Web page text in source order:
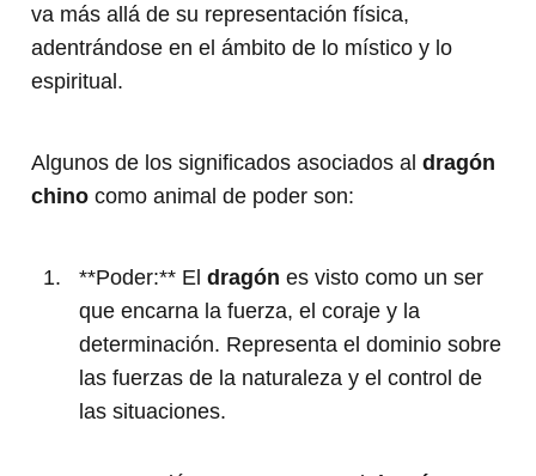
va más allá de su representación física,
adentrándose en el ámbito de lo místico y lo
espiritual.
Algunos de los significados asociados al dragón
chino como animal de poder son:
**Poder:** El dragón es visto como un ser
que encarna la fuerza, el coraje y la
determinación. Representa el dominio sobre
las fuerzas de la naturaleza y el control de
las situaciones.